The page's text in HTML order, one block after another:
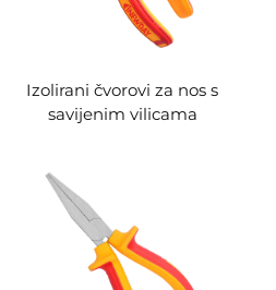
Izolirani čvorovi za nos s
savijenim vilicama